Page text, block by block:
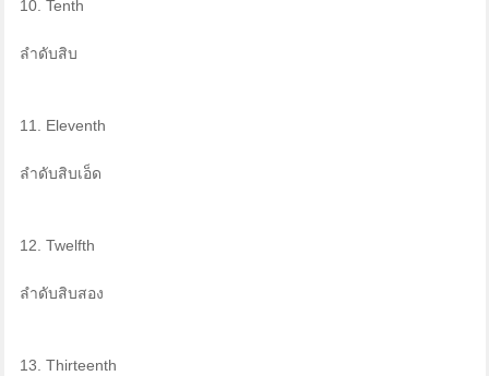
10. Tenth
ลำดับสิบ
11. Eleventh
ลำดับสิบเอ็ด
12. Twelfth
ลำดับสิบสอง
13. Thirteenth